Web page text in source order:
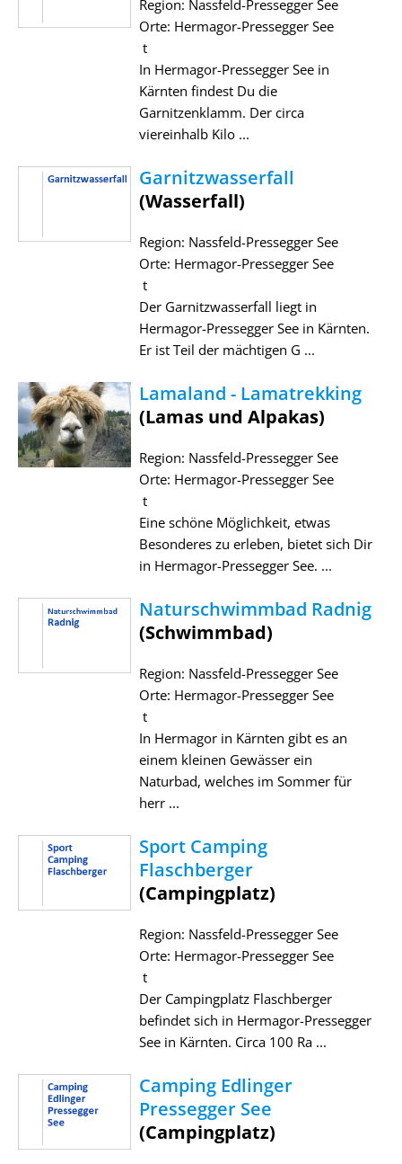
Region: Nassfeld-Pressegger See
Orte: Hermagor-Pressegger See
t
In Hermagor-Pressegger See in
Kärnten findest Du die
Garnitzenklamm. Der circa
viereinhalb Kilo ...
Garnitzwasserfall
(Wasserfall)
Region: Nassfeld-Pressegger See
Orte: Hermagor-Pressegger See
t
Der Garnitzwasserfall liegt in
Hermagor-Pressegger See in Kärnten.
Er ist Teil der mächtigen G ...
Lamaland - Lamatrekking
(Lamas und Alpakas)
Region: Nassfeld-Pressegger See
Orte: Hermagor-Pressegger See
t
Eine schöne Möglichkeit, etwas
Besonderes zu erleben, bietet sich Dir
in Hermagor-Pressegger See. ...
Naturschwimmbad Radnig
(Schwimmbad)
Region: Nassfeld-Pressegger See
Orte: Hermagor-Pressegger See
t
In Hermagor in Kärnten gibt es an
einem kleinen Gewässer ein
Naturbad, welches im Sommer für
herr ...
Sport Camping
Flaschberger
(Campingplatz)
Region: Nassfeld-Pressegger See
Orte: Hermagor-Pressegger See
t
Der Campingplatz Flaschberger
befindet sich in Hermagor-Pressegger
See in Kärnten. Circa 100 Ra ...
Camping Edlinger
Pressegger See
(Campingplatz)